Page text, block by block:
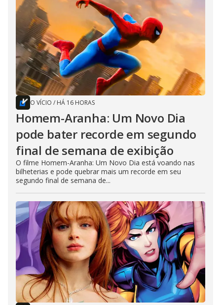
O VÍCIO / HÁ 16 HORAS
Homem-Aranha: Um Novo Dia
pode bater recorde em segundo
final de semana de exibição
O filme Homem-Aranha: Um Novo Dia está voando nas
bilheterias e pode quebrar mais um recorde em seu
segundo final de semana de...